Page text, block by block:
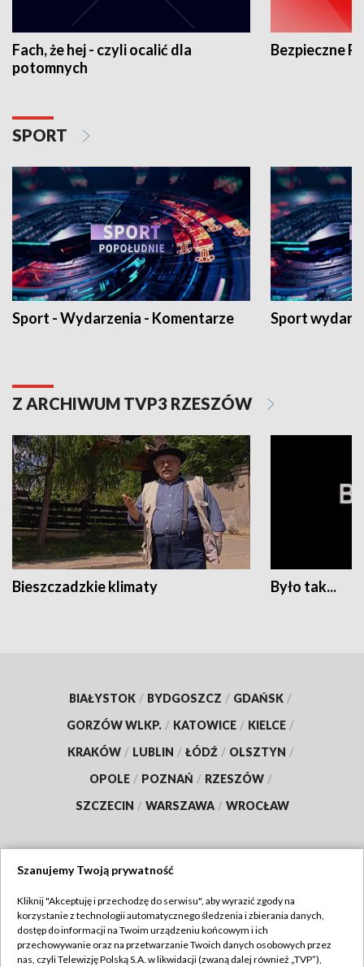
Fach, że hej - czyli ocalić dla
potomnych
Bezpieczne
SPORT
Sport - Wydarzenia - Komentarze Sport
Z ARCHIWUM TVP3 RZESZÓW
Bieszczadzkie klimaty Było tak...
BIAŁYSTOK / BYDGOSZCZ / GDAŃSK /
GORZÓW WLKP. / KATOWICE / KIELCE /
KRAKÓW / LUBLIN / ŁÓDŹ / OLSZTYN /
OPOLE / POZNAŃ / RZESZÓW /
SZCZECIN / WARSZAWA / WROCŁAW
TVP
Abonament TVP
Regulamin TVP
Szanujemy Twoją prywatność
Kliknij "Akceptuję i przechodzę do serwisu", aby wyrazić zgody na
korzystanie z technologii automatycznego śledzenia i zbierania danych,
dostęp do informacji na Twoim urządzeniu końcowym i ich
przechowywanie oraz na przetwarzanie Twoich danych osobowych przez
nas, czyli Telewizję Polską S.A. w likwidacji (zwaną dalej również „TVP”),